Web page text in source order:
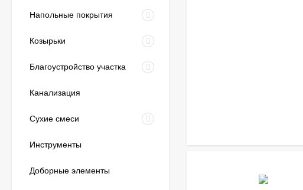
Напольные покрытия
Козырьки
Благоустройство участка
Канализация
Сухие смеси
Инструменты
Доборные элементы